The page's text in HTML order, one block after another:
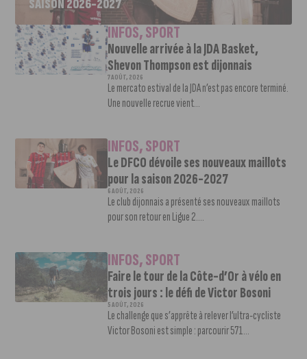
SAISON 2026-2027
INFOS,SPORT
Nouvelle arrivée à la JDA Basket,
Shevon Thompson est dijonnais
7 AOÛT, 2026
Le mercato estival de la JDA n’est pas encore terminé.
Une nouvelle recrue vient...
INFOS,SPORT
Le DFCO dévoile ses nouveaux maillots
pour la saison 2026-2027
6 AOÛT, 2026
Le club dijonnais a présenté ses nouveaux maillots
pour son retour en Ligue 2....
INFOS,SPORT
Faire le tour de la Côte-d’Or à vélo en
trois jours : le défi de Victor Bosoni
5 AOÛT, 2026
Le challenge que s’apprête à relever l’ultra-cycliste
Victor Bosoni est simple : parcourir 571...